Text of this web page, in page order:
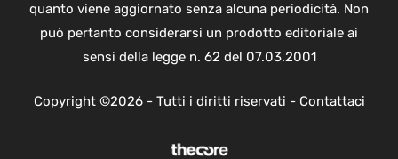
quanto viene aggiornato senza alcuna periodicità. Non
può pertanto considerarsi un prodotto editoriale ai
sensi della legge n. 62 del 07.03.2001
Copyright ©2026 - Tutti i diritti riservati - Contattaci